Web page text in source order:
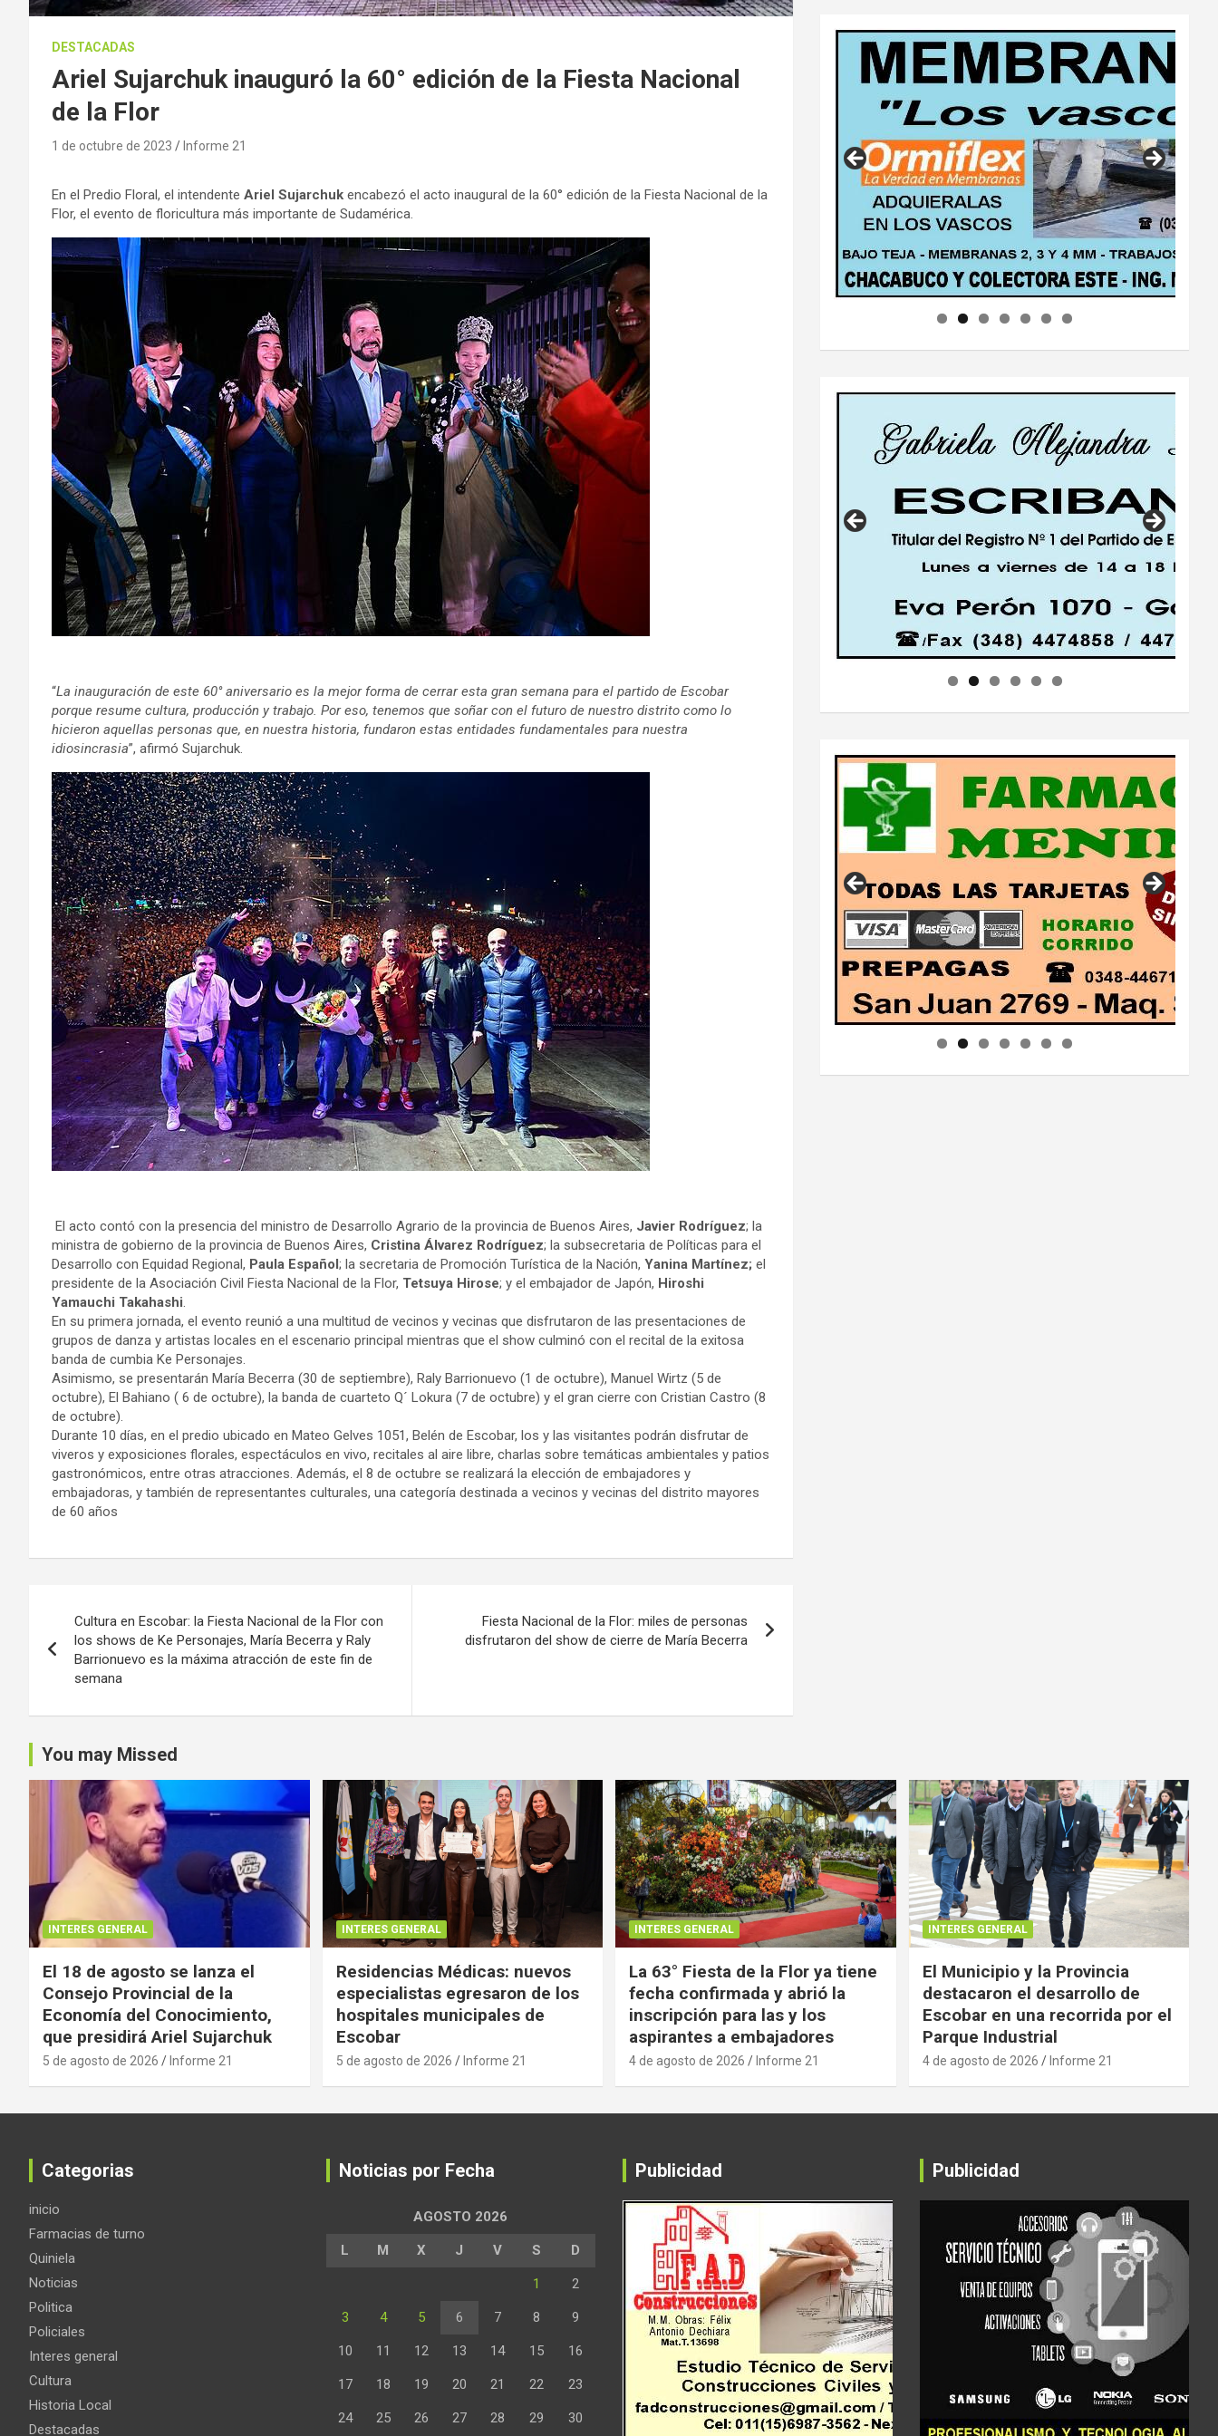
DESTACADAS
Ariel Sujarchuk inauguró la 60° edición de la Fiesta Nacional
de la Flor
1 de octubre de 2023 Informe 21
En el Predio Floral, el intendente Ariel Sujarchuk encabezó el acto inaugural de la 60° edición de la Fiesta Nacional de la
Flor, el evento de floricultura más importante de Sudamérica.
“La inauguración de este 60° aniversario es la mejor forma de cerrar esta gran semana para el partido de Escobar
porque resume cultura, producción y trabajo. Por eso, tenemos que soñar con el futuro de nuestro distrito como lo
hicieron aquellas personas que, en nuestra historia, fundaron estas entidades fundamentales para nuestra
idiosincrasia”, afirmó Sujarchuk.
El acto contó con la presencia del ministro de Desarrollo Agrario de la provincia de Buenos Aires, Javier Rodríguez; la
ministra de gobierno de la provincia de Buenos Aires, Cristina Álvarez Rodríguez; la subsecretaria de Políticas para el
Desarrollo con Equidad Regional, Paula Español; la secretaria de Promoción Turística de la Nación, Yanina Martínez; el
presidente de la Asociación Civil Fiesta Nacional de la Flor, Tetsuya Hirose; y el embajador de Japón, Hiroshi
Yamauchi Takahashi
En su primera jornada, el evento reunió a una multitud de vecinos y vecinas que disfrutaron de las presentaciones de
grupos de danza y artistas locales en el escenario principal mientras que el show culminó con el recital de la exitosa
banda de cumbia Ke Personajes.
Asimismo, se presentarán María Becerra (30 de septiembre), Raly Barrionuevo (1 de octubre), Manuel Wirtz (5 de
octubre), El Bahiano ( 6 de octubre), la banda de cuarteto Q´ Lokura (7 de octubre) y el gran cierre con Cristian Castro (8
de octubre).
Durante 10 días, en el predio ubicado en Mateo Gelves 1051, Belén de Escobar, los y las visitantes podrán disfrutar de
viveros y exposiciones florales, espectáculos en vivo, recitales al aire libre, charlas sobre temáticas ambientales y patios
gastronómicos, entre otras atracciones. Además, el 8 de octubre se realizará la elección de embajadores y
embajadoras, y también de representantes culturales, una categoría destinada a vecinos y vecinas del distrito mayores
de 60 años
de
entradas
Cultura en Escobar: la Fiesta Nacional de la Flor con
los shows de Ke Personajes, María Becerra y Raly
Barrionuevo es la máxima atracción de este fin de
semana
Fiesta Nacional de la Flor: miles de personas
disfrutaron del show de cierre de María Becerra
You may Missed
INTERES GENERAL
El 18 de agosto se lanza el
Consejo Provincial de la
Economía del Conocimiento,
que presidirá Ariel Sujarchuk
5 de agosto de 2026 Informe 21
INTERES GENERAL
Residencias Médicas: nuevos
especialistas egresaron de los
hospitales municipales de
Escobar
5 de agosto de 2026 Informe 21
INTERES GENERAL
La 63° Fiesta de la Flor ya tiene
fecha confirmada y abrió la
inscripción para las y los
aspirantes a embajadores
4 de agosto de 2026 Informe 21
INTERES GENERAL
El Municipio y la Provincia
destacaron el desarrollo de
Escobar en una recorrida por el
Parque Industrial
4 de agosto de 2026 Informe 21
Categorias
inicio
Farmacias de turno
Quiniela
Noticias
Politica
Policiales
Interes general
Cultura
Historia Local
Destacadas
Noticias por Fecha
AGOSTO 2026
L M X J V S D
1 2
3 4 5 6 7 8 9
10 11 12 13 14 15 16
17 18 19 20 21 22 23
24 25 26 27 28 29 30
Publicidad Publicidad